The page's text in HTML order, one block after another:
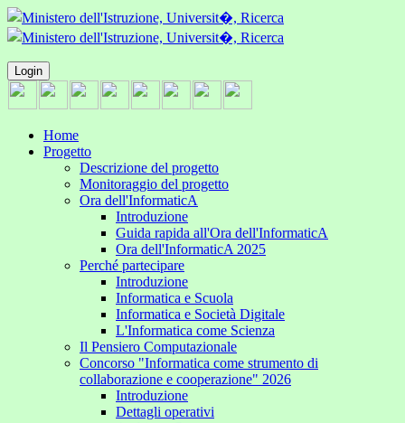
Login
Home
Progetto
Descrizione del progetto
Monitoraggio del progetto
Ora dell'InformaticA
Introduzione
Guida rapida all'Ora dell'InformaticA
Ora dell'InformaticA 2025
Perché partecipare
Introduzione
Informatica e Scuola
Informatica e Società Digitale
L'Informatica come Scienza
Il Pensiero Computazionale
Concorso "Informatica come strumento di
collaborazione e cooperazione" 2026
Introduzione
Dettagli operativi